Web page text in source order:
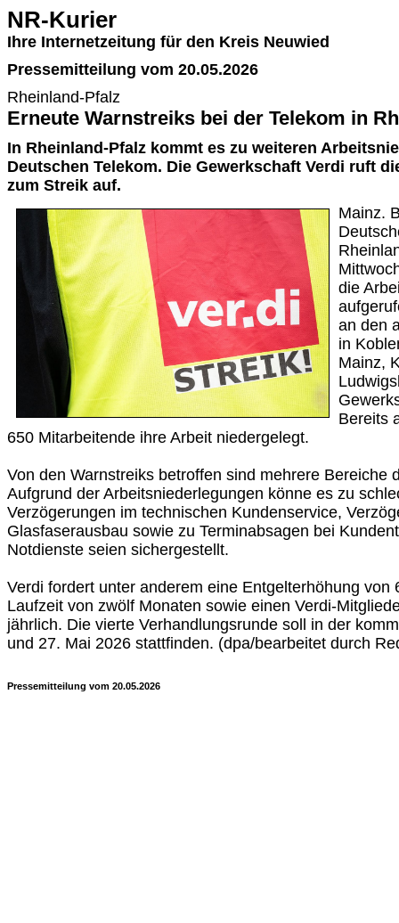
NR-Kurier
Ihre Internetzeitung für den Kreis Neuwied
Pressemitteilung vom 20.05.2026
Rheinland-Pfalz
Erneute Warnstreiks bei der Telekom in
In Rheinland-Pfalz kommt es zu weiteren
Deutschen Telekom. Die Gewerkschaft Verdi ruft
zum Streik auf.
Mainz.
die
an den
in
Mainz,
Bereits
650 Mitarbeitende ihre Arbeit niedergelegt.
Von den Warnstreiks betroffen sind mehrere Bereiche
Aufgrund der Arbeitsniederlegungen könne es zu
Verzögerungen im technischen Kundenservice,
Glasfaserausbau sowie zu Terminabsagen bei
Notdienste seien sichergestellt.
Verdi fordert unter anderem eine Entgelterhöhung von
Laufzeit von zwölf Monaten sowie einen Verdi-
jährlich. Die vierte Verhandlungsrunde soll in der
und 27. Mai 2026 stattfinden. (dpa/bearbeitet durch
Pressemitteilung vom 20.05.2026